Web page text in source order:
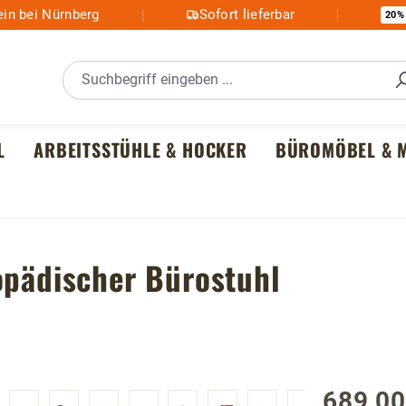
bei Nürnberg Sofort lieferbar 20%
ARBEITSSTÜHLE & HOCKER BÜROMÖBEL &
Bürostuhl
Regulärer